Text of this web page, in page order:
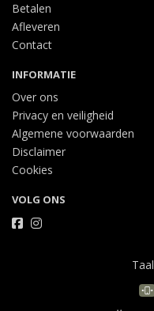
Betalen
Afleveren
Contact
INFORMATIE
Over ons
Privacy en veiligheid
Algemene voorwaarden
Disclaimer
Cookies
VOLG ONS
Taal